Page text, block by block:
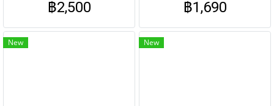
22นิ้ว ราคา 3900 ดอกไม้สดและ
ดอกไม้ประดิษฐิ์ โทนสี เขียว ขาว
฿2,500 ฿1,690
New New